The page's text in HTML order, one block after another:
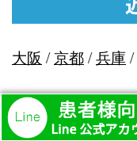
大阪 /京都/兵庫/